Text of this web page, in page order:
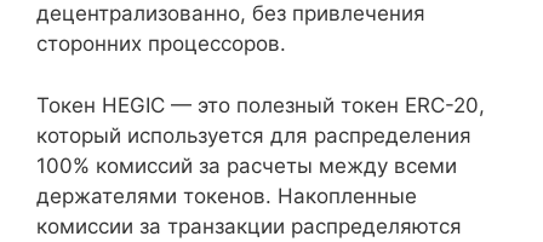
децентрализованно, без привлечения
сторонних процессоров.
Токен HEGIC — это полезный токен ERC-20,
который используется для распределения
100% комиссий за расчеты между всеми
держателями токенов. Накопленные
комиссии за транзакции распределяются